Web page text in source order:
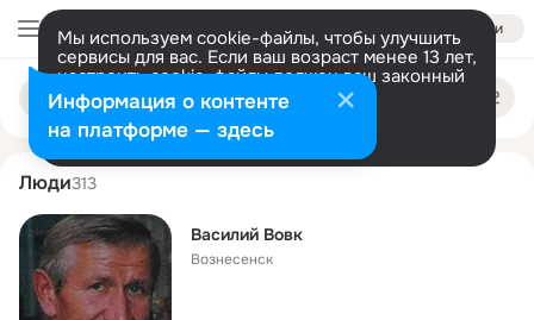
Войти
Мы используем cookie-файлы, чтобы улучшить
сервисы для вас. Если ваш возраст менее 13 лет,
настроить cookie-файлы должен ваш законный
представитель. Больше информации
Разрешить все Настроить
Поиск
людям
vasiliy vovk
Люди313
Василий Вовк
Вознесенск
Информация о контенте
на платформе — здесь